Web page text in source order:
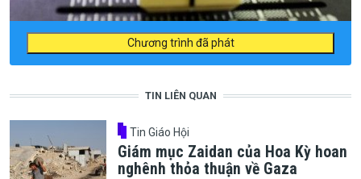
Chương trình đã phát
TIN LIÊN QUAN
Tin Giáo Hội
Giám mục Zaidan của Hoa Kỳ hoan
nghênh thỏa thuận về Gaza